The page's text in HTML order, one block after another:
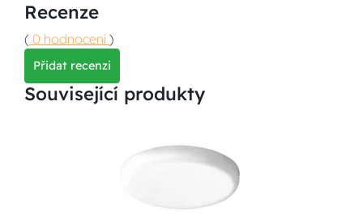
Recenze
( 0 hodnocení )
Přidat recenzi
Související produkty